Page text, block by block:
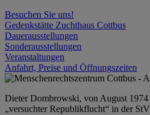
Besuchen Sie uns!
Gedenkstätte Zuchthaus Cottbus
Dauerausstellungen
Sonderausstellungen
Veranstaltungen
Anfahrt, Preise und Öffnungszeiten
Dieter Dombrowski, von August 1974
„versuchter Republikflucht“ in der